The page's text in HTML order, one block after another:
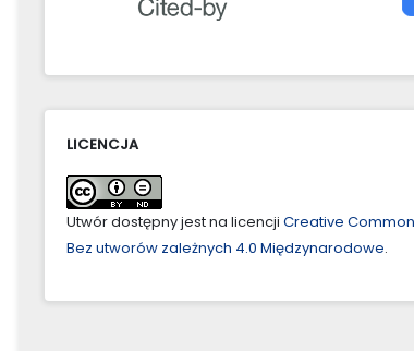
LICENCJA
Utwór dostępny jest na licencji Creative
Bez utworów zależnych 4.0 Międzynarodowe.